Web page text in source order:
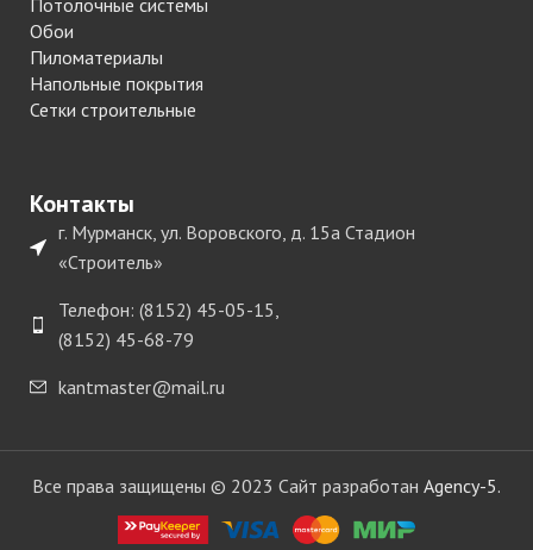
Обои
Пиломатериалы
Напольные покрытия
Сетки строительные
Контакты
г. Мурманск, ул. Воровского, д. 15а Стадион
«Строитель»
Телефон: (8152) 45-05-15,
(8152) 45-68-79
kantmaster@mail.ru
Все права защищены © 2023 Сайт разработан Agency-5.